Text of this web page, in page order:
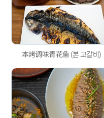
本烤调味青花鱼 (본 고갈비)